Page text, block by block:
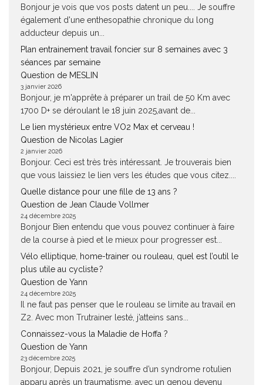
Bonjour je vois que vos posts datent un peu.... Je souffre
également d'une enthesopathie chronique du long
adducteur depuis un...
Plan entrainement travail foncier sur 8 semaines avec 3
séances par semaine
Question de MESLIN
3 janvier 2026
Bonjour, je m'apprête à préparer un trail de 50 Km avec
1700 D+ se déroulant le 18 juin 2025,avant de...
Le lien mystérieux entre VO2 Max et cerveau !
Question de Nicolas Lagier
2 janvier 2026
Bonjour. Ceci est très très intéressant. Je trouverais bien
que vous laissiez le lien vers les études que vous citez....
Quelle distance pour une fille de 13 ans ?
Question de Jean Claude Vollmer
24 décembre 2025
Bonjour Bien entendu que vous pouvez continuer à faire
de la course à pied et le mieux pour progresser est...
Vélo elliptique, home-trainer ou rouleau, quel est l’outil le
plus utile au cycliste ?
Question de Yann
24 décembre 2025
Il ne faut pas penser que le rouleau se limite au travail en
Z2. Avec mon Trutrainer lesté, j’atteins sans...
Connaissez-vous la Maladie de Hoffa ?
Question de Yann
23 décembre 2025
Bonjour, Depuis 2021, je souffre d’un syndrome rotulien
apparu après un traumatisme, avec un genou devenu